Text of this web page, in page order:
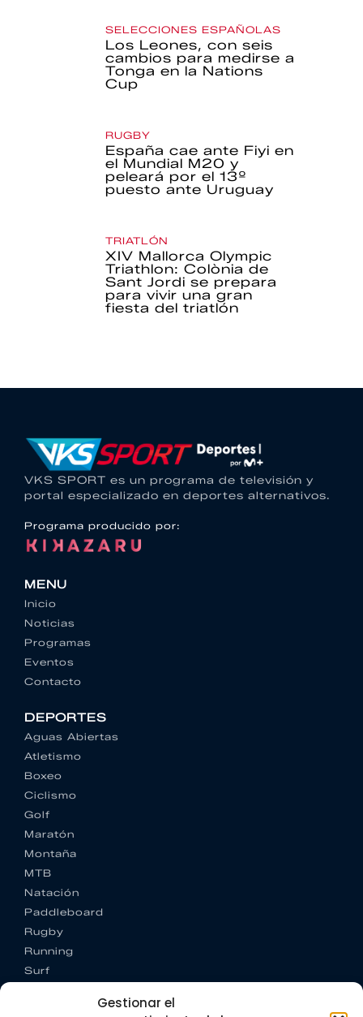
Gestionar el
SELECCIONES ESPAÑOLAS
Los Leones, con seis
cambios para medirse a
Tonga en la Nations
Cup
RUGBY
España cae ante Fiyi en
el Mundial M20 y
peleará por el 13º
puesto ante Uruguay
TRIATLÓN
XIV Mallorca Olympic
Triathlon: Colònia de
Sant Jordi se prepara
para vivir una gran
fiesta del triatlón
VKS SPORT es un programa de televisión y
portal especializado en deportes alternativos.
Programa producido por:
MENU
Inicio
Noticias
Programas
Eventos
Contacto
DEPORTES
Aguas Abiertas
Atletismo
Boxeo
Ciclismo
Golf
Maratón
Montaña
MTB
Natación
Paddleboard
Rugby
Running
Surf